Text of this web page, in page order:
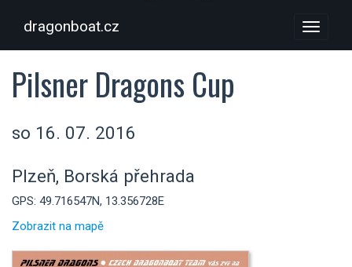
Menu
dragonboat.cz
Pilsner Dragons Cup
so 16. 07. 2016
Plzeň, Borská přehrada
GPS: 49.716547N, 13.356728E
Zobrazit na mapě